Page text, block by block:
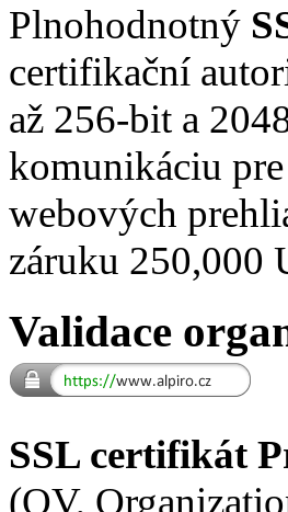
Plnohodnotný
certifikační
až 256-bit a
komunikáciu
webových
záruku 250,000
Validace
SSL certifikát
(OV,